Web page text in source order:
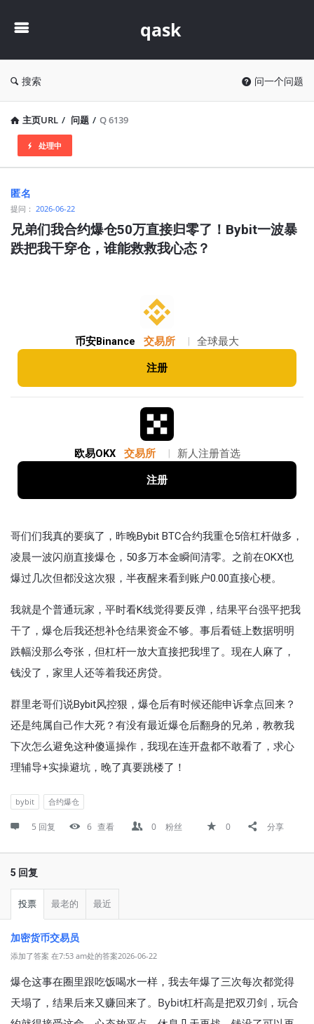
qask
搜索 问一个问题
主页URL / 问题 / Q 6139
处理中
qask
最
新
问
匿名
提问： 2026-06-22
兄弟们我合约爆仓50万直接归零了！Bybit一波暴
跌把我干穿仓，谁能救救我心态？
币安Binance 交易所 全球最大
注册
欧易OKX 交易所 新人注册首选
注册
哥们们我真的要疯了，昨晚Bybit BTC合约我重仓5倍杠杆做多，
凌晨一波闪崩直接爆仓，50多万本金瞬间清零。之前在OKX也
爆过几次但都没这次狠，半夜醒来看到账户0.00直接心梗。
我就是个普通玩家，平时看K线觉得要反弹，结果平台强平把我
干了，爆仓后我还想补仓结果资金不够。事后看链上数据明明
跌幅没那么夸张，但杠杆一放大直接把我埋了。现在人麻了，
钱没了，家里人还等着我还房贷。
群里老哥们说Bybit风控狠，爆仓后有时候还能申诉拿点回来？
还是纯属自己作大死？有没有最近爆仓后翻身的兄弟，教教我
下次怎么避免这种傻逼操作，我现在连开盘都不敢看了，求心
理辅导+实操避坑，晚了真要跳楼了！
bybit 合约爆仓
5 回复 6 查看 0 粉丝 0 分享
5 回复
投票 最老的 最近
加密货币交易员
添加了答案 在7:53 am处的答案2026-06-22
爆仓这事在圈里跟吃饭喝水一样，我去年爆了三次每次都觉得
天塌了，结果后来又赚回来了。Bybit杠杆高是把双刃剑，玩合